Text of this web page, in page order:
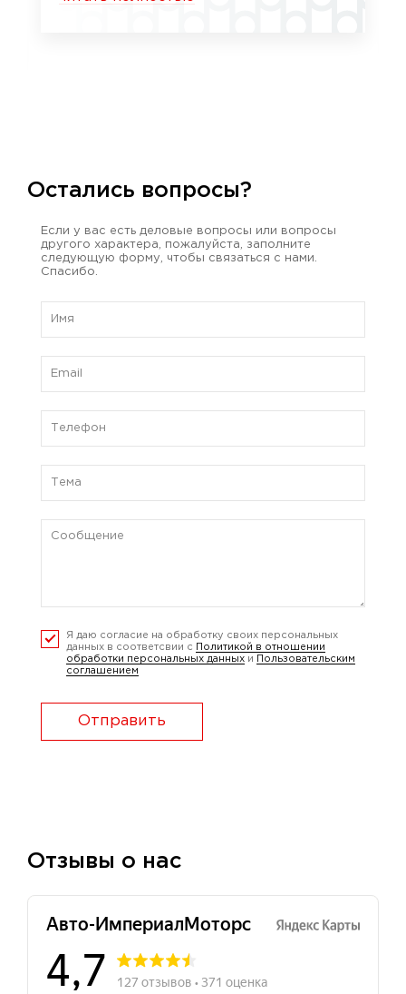
Остались вопросы?
Если у вас есть деловые вопросы или вопросы
другого характера, пожалуйста, заполните
следующую форму, чтобы связаться с нами.
Спасибо.
Я даю согласие на обработку своих персональных
данных в соответсвии с
Политикой в отношении
обработки персональных данных и
Пользовательским
соглашением
Отправить
Отзывы о нас